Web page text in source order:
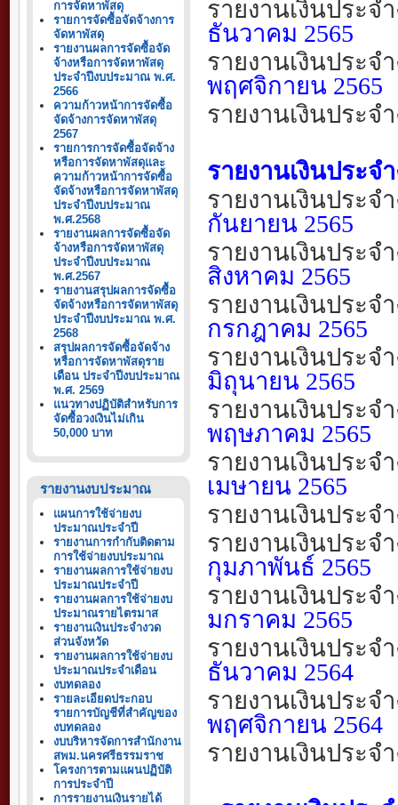
การจัดหาพัสดุ
รายการจัดซื้อจัดจ้างการ
จัดหาพัสดุ
รายงานผลการจัดซื้อจัด
จ้างหรือการจัดหาพัสดุ
ประจำปีงบประมาณ พ.ศ.
2566
ความก้าวหน้าการจัดซื้อ
จัดจ้างการจัดหาพัสดุ
2567
รายการการจัดซื้อจัดจ้าง
หรือการจัดหาพัสดุและ
ความก้าวหน้าการจัดซื้อ
จัดจ้างหรือการจัดหาพัสดุ
ประจำปีงบประมาณ
พ.ศ.2568
รายงานผลการจัดซื้อจัด
จ้างหรือการจัดหาพัสดุ
ประจำปีงบประมาณ
พ.ศ.2567
รายงานสรุปผลการจัดซื้อ
จัดจ้างหรือการจัดหาพัสดุ
ประจำปีงบประมาณ พ.ศ.
2568
สรุปผลการจัดซื้อจัดจ้าง
หรือการจัดหาพัสดุราย
เดือน ประจำปีงบประมาณ
พ.ศ. 2569
แนวทางปฏิบัติสำหรับการ
จัดซื้อวงเงินไม่เกิน
50,000 บาท
รายงานงบประมาณ
แผนการใช้จ่ายงบ
ประมาณประจำปี
รายงานการกำกับติดตาม
การใช้จ่ายงบประมาณ
รายงานผลการใช้จ่ายงบ
ประมาณประจำปี
รายงานผลการใช้จ่ายงบ
ประมาณรายไตรมาส
รายงานเงินประจำงวด
ส่วนจังหวัด
รายงานผลการใช้จ่ายงบ
ประมาณประจำเดือน
งบทดลอง
รายละเอียดประกอบ
รายการบัญชีที่สำคัญของ
งบทดลอง
งบบริหารจัดการสำนักงาน
สพม.นครศรีธรรมราช
โครงการตามแผนปฏิบัติ
การประจำปี
การรายงานเงินรายได้
รายงานเงินประจ
ธันวาคม 2565
รายงานเงินประจ
พฤศจิกายน 2565
รายงานเงินประจ
รายงานเงินประจ
รายงานเงินประจ
กันยายน 2565
รายงานเงินประจ
สิงหาคม 2565
รายงานเงินประจ
กรกฎาคม 2565
รายงานเงินประจ
มิถุนายน 2565
รายงานเงินประจ
พฤษภาคม 2565
รายงานเงินประจ
เมษายน 2565
รายงานเงินประจ
รายงานเงินประจ
กุมภาพันธ์ 2565
รายงานเงินประจ
มกราคม 2565
รายงานเงินประจ
ธันวาคม 2564
รายงานเงินประจ
พฤศจิกายน 2564
รายงานเงินประจ